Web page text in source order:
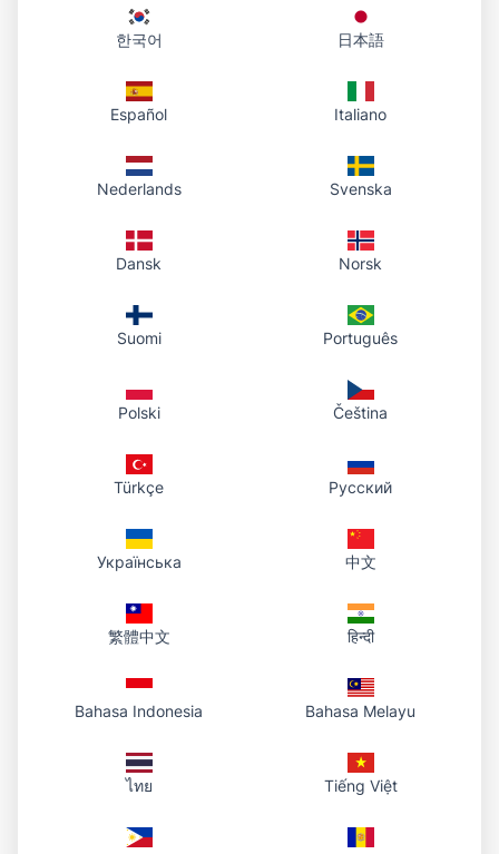
한국어 日本語
Español Italiano
Nederlands Svenska
Dansk Norsk
Suomi Português
Polski Čeština
Türkçe Русский
Українська 中文
繁體中文 हिन्दी
Bahasa Indonesia Bahasa Melayu
ไทย Tiếng Việt